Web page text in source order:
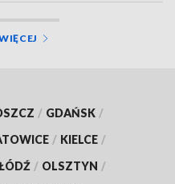
/ GDAŃSK /
/ KIELCE /
/ OLSZTYN /